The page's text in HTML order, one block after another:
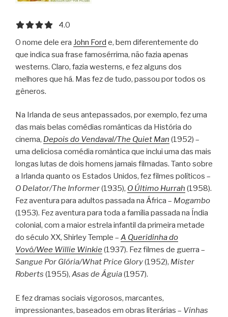
4.0 out of 5.0 stars
4.0
O nome dele era John Ford e, bem diferentemente do
que indica sua frase famosérrima, não fazia apenas
westerns. Claro, fazia westerns, e fez alguns dos
melhores que há. Mas fez de tudo, passou por todos os
gêneros.
Na Irlanda de seus antepassados, por exemplo, fez uma
das mais belas comédias românticas da História do
cinema, Depois do Vendaval/The Quiet Man (1952) –
uma deliciosa comédia romântica que inclui uma das mais
longas lutas de dois homens jamais filmadas. Tanto sobre
a Irlanda quanto os Estados Unidos, fez filmes políticos –
O Delator/The Informer(1935), O Último Hurrah (1958).
Fez aventura para adultos passada na África – Mogambo
(1953). Fez aventura para toda a família passada na Índia
colonial, com a maior estrela infantil da primeira metade
do século XX, Shirley Temple – A Queridinha do
Vovô/Wee Willie Winkie(1937). Fez filmes de guerra –
Sangue Por Glória/What Price Glory(1952), Mister
Roberts (1955), Asas de Águia(1957).
E fez dramas sociais vigorosos, marcantes,
impressionantes, baseados em obras literárias – Vinhas